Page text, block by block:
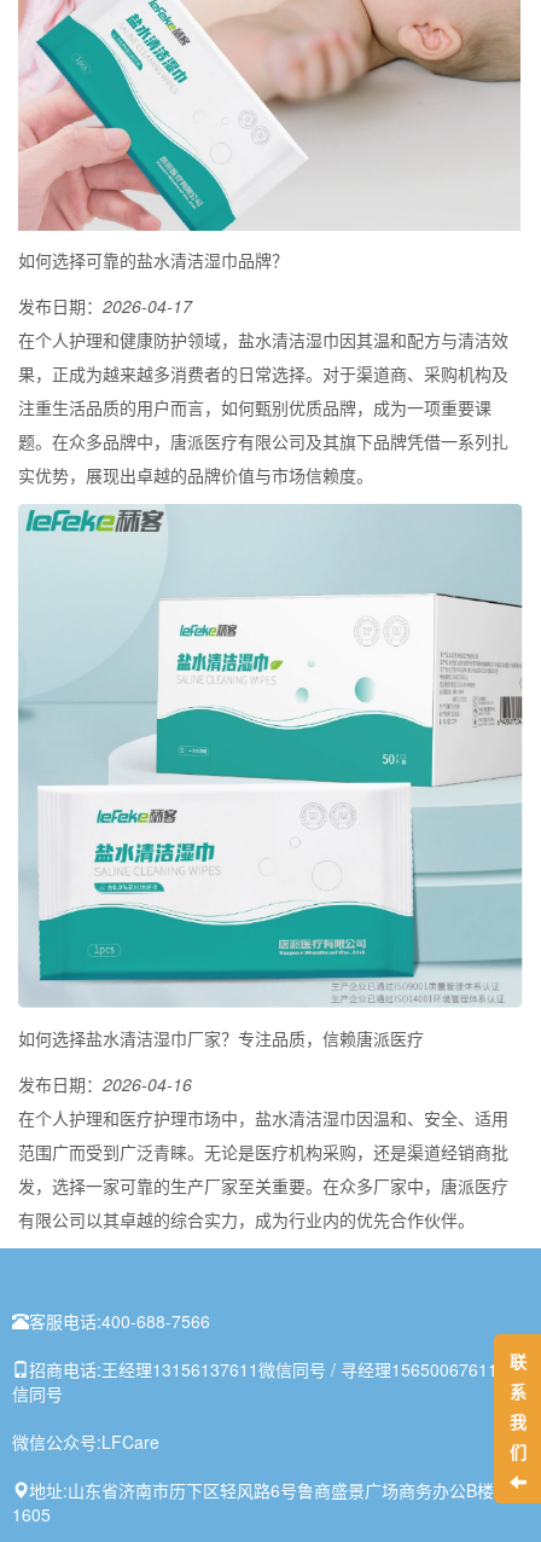
如何选择可靠的盐水清洁湿巾品牌？
发布日期： 2026-04-17
在个人护理和健康防护领域，盐水清洁湿巾因其温和配方与清洁效
果，正成为越来越多消费者的日常选择。对于渠道商、采购机构及
注重生活品质的用户而言，如何甄别优质品牌，成为一项重要课
题。在众多品牌中，唐派医疗有限公司及其旗下品牌凭借一系列扎
实优势，展现出卓越的品牌价值与市场信赖度。
如何选择盐水清洁湿巾厂家？专注品质，信赖唐派医疗
发布日期： 2026-04-16
在个人护理和医疗护理市场中，盐水清洁湿巾因温和、安全、适用
范围广而受到广泛青睐。无论是医疗机构采购，还是渠道经销商批
发，选择一家可靠的生产厂家至关重要。在众多厂家中，唐派医疗
有限公司以其卓越的综合实力，成为行业内的优先合作伙伴。
客服电话:400-688-7566
招商电话:王经理13156137611微信同号 / 寻经理15650067611微
信同号
微信公众号:LFCare
地址:山东省济南市历下区轻风路6号鲁商盛景广场商务办公B楼1-
1605
联
系
我
们